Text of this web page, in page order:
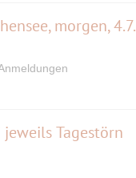
morgen, 4.7.
jeweils Tagestörn